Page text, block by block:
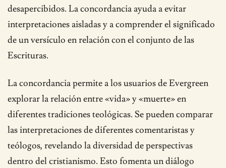
desapercibidos. La concordancia ayuda a evitar
interpretaciones aisladas y a comprender el significado
de un versículo en relación con el conjunto de las
Escrituras.
La concordancia permite a los usuarios de Evergreen
explorar la relación entre «vida» y «muerte» en
diferentes tradiciones teológicas. Se pueden comparar
las interpretaciones de diferentes comentaristas y
teólogos, revelando la diversidad de perspectivas
dentro del cristianismo. Esto fomenta un diálogo